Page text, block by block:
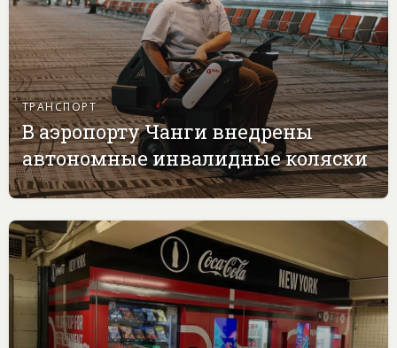
ТРАНСПОРТ
В аэропорту Чанги внедрены
автономные инвалидные коляски